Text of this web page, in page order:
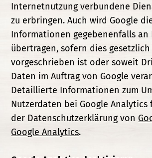
Internetnutzung verbundene
zu erbringen. Auch wird Google
Informationen gegebenenfalls an
übertragen, sofern dies gesetzlich
vorgeschrieben ist oder soweit
Daten im Auftrag von Google
Detaillierte Informationen zum
Nutzerdaten bei Google Analytics
der Datenschutzerklärung von
Google Analytics.